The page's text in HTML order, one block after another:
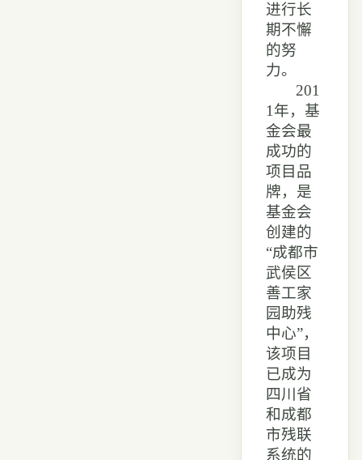
进行长
期不懈
的努
力。
201
1年，基
金会最
成功的
项目品
牌，是
基金会
创建的
“成都市
武侯区
善工家
园助残
中心”，
该项目
已成为
四川省
和成都
市残联
系统的